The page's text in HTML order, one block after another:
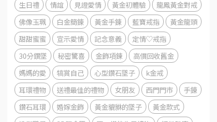
生日禮
情誼 見證愛情 黃金初體驗
龍鳳黃金對戒
佛像玉珮
白金簡錬 黃金手錬 藍寶戒指
黃金龍頭
甜甜蜜蜜
宣示愛情 記念意義
定情♡戒指
30分鑽墜
秘密驚喜 金飾項鍊
高價回收舊金
媽媽的愛
犒賞自己 心型鑽石墜子
k金戒
耳環禮物
送禮最佳的禮物 女朋友 西門門市
手錬
鑽石耳環
婚嫁金飾 黃金貔貅的墜子
黃金款式